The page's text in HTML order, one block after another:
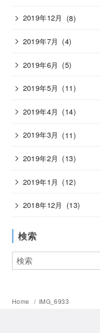
2019年12月 (8)
2019年7月 (4)
2019年6月 (5)
2019年5月 (11)
2019年4月 (14)
2019年3月 (11)
2019年2月 (13)
2019年1月 (12)
2018年12月 (13)
検索
Home IMG_6933